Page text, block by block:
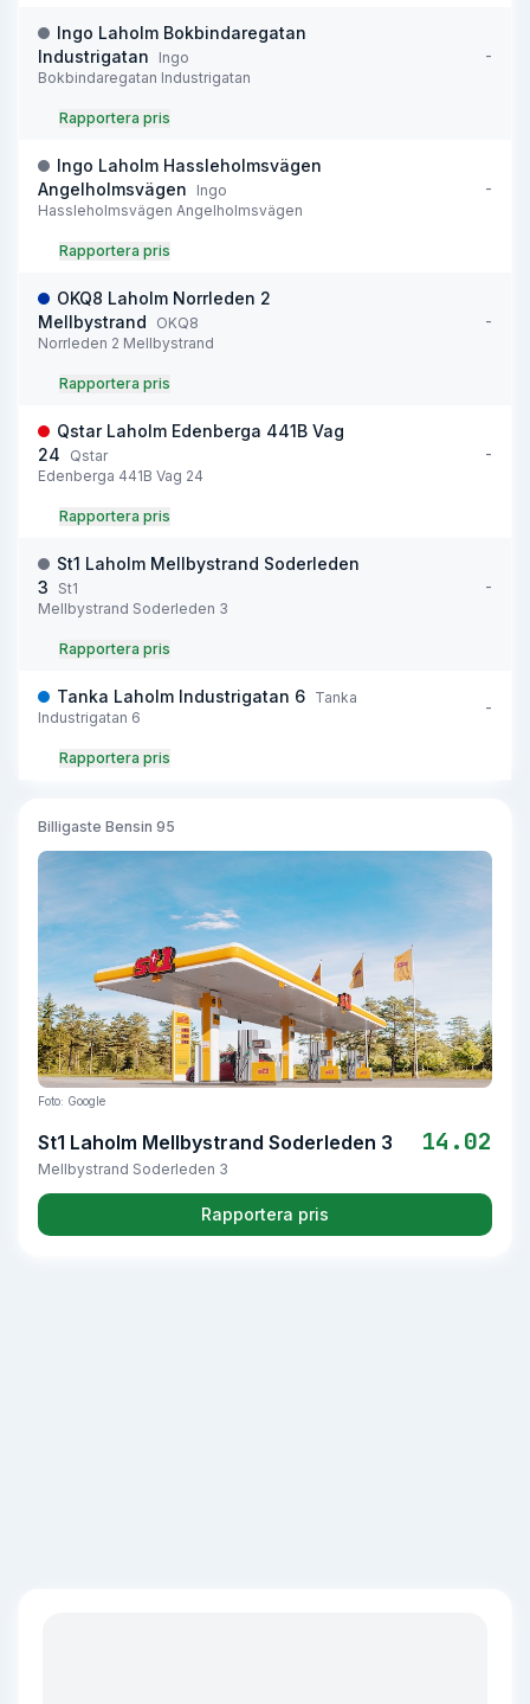
Ingo Laholm Bokbindaregatan
Industrigatan
Ingo
Bokbindaregatan Industrigatan
-
Rapportera pris
Ingo Laholm Hassleholmsvägen
Angelholmsvägen
Ingo
Hassleholmsvägen Angelholmsvägen
-
Rapportera pris
OKQ8 Laholm Norrleden 2
Mellbystrand
OKQ8
Norrleden 2 Mellbystrand
-
Rapportera pris
Qstar Laholm Edenberga 441B Vag
24
Qstar
Edenberga 441B Vag 24
-
Rapportera pris
St1 Laholm Mellbystrand Soderleden
3
St1
Mellbystrand Soderleden 3
-
Rapportera pris
Tanka Laholm Industrigatan 6 Tanka
Industrigatan 6
-
Rapportera pris
Billigaste Bensin 95
Foto: Google
St1 Laholm Mellbystrand Soderleden 3 14.02
Mellbystrand Soderleden 3
Rapportera pris